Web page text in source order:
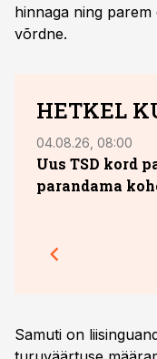
hinnaga ning
võrdne.
HETKEL
04.08.26, 08:00
Uus TSD kord
parandama
Samuti on